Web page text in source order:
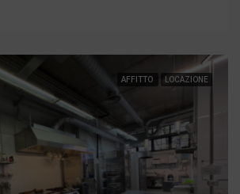
AFFITTO LOCAZIONE